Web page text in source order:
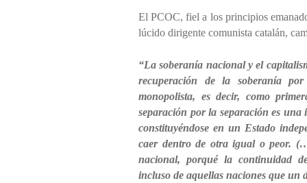
El PCOC, fiel a los principios
lúcido dirigente comunista catalán,
“La soberanía nacional y el
recuperación de la soberanía
monopolista, es decir, como
separación por la separación es
constituyéndose en un Estado
caer dentro de otra igual o peor.
nacional, porqué la continuidad
incluso de aquellas naciones que un